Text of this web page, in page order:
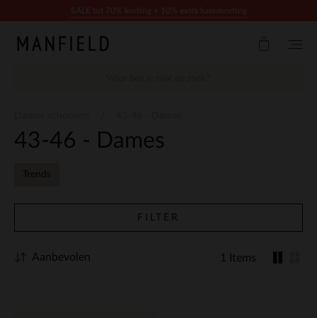
43-46 - Dames
Trends
FILTER
1 Items
Aanbevolen